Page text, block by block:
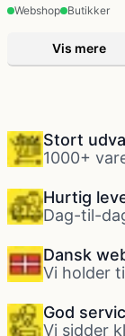
Webshop Butikker
Vis mere
Stort
1000+
Hurtig
Dag-til-
Dansk
Vi holder
God
Vi sidder